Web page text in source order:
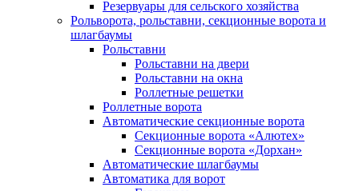
Резервуары для сельского хозяйства
Рольворота, рольставни, секционные ворота и
шлагбаумы
Рольставни
Рольставни на двери
Рольставни на окна
Роллетные решетки
Роллетные ворота
Автоматические секционные ворота
Секционные ворота «Алютех»
Секционные ворота «Дорхан»
Автоматические шлагбаумы
Автоматика для ворот